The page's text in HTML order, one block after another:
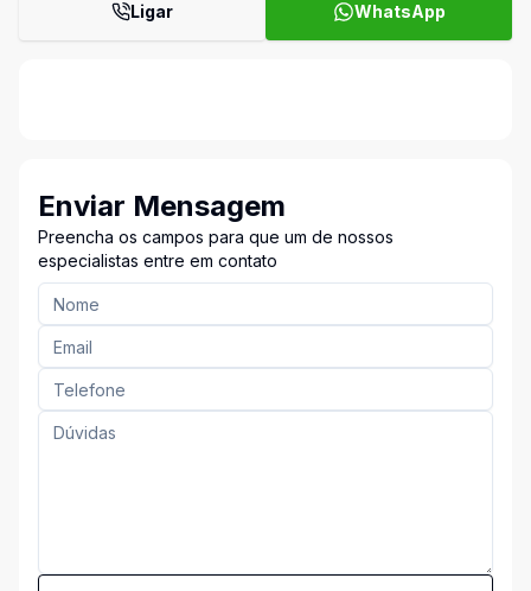
Ligar WhatsApp
Enviar Mensagem
Preencha os campos para que um de nossos
especialistas entre em contato